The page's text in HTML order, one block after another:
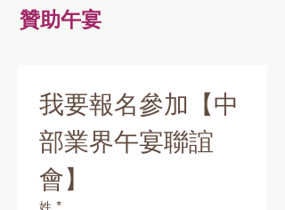
贊助午宴
我要報名參加【中
部業界午宴聯誼
會】
姓 *